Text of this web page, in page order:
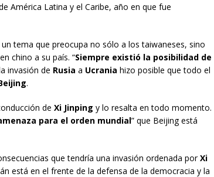
América Latina y el Caribe, año en que fue
tema que preocupa no sólo a los taiwaneses, sino
chino a su país. “Siempre existió la posibilidad de
invasión de Rusia a Ucrania hizo posible que todo el
.
de Xi Jinping y lo resalta en todo momento.
para el orden mundial” que Beijing está
que tendría una invasión ordenada porXi
está en el frente de la defensa de la democracia y la